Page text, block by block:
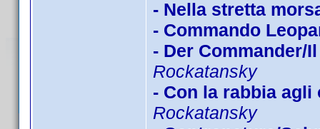
- Nella stretta
- Commando
- Der Commander/
Rockatansky
- Con la rabbia agli
Rockatansky